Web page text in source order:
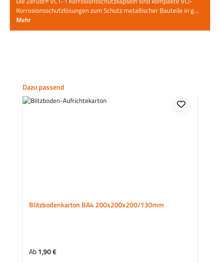
Korrosionsschutzlösungen zum Schutz metallischer Bauteile in g…
Mehr
Produktgalerie überspringen
Dazu passend
Blitzbodenkarton BA4 200x200x200/130mm
Regulärer Preis:
Ab1,90 €